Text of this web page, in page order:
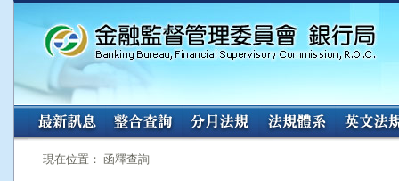
:::
現在位置： 函釋查詢